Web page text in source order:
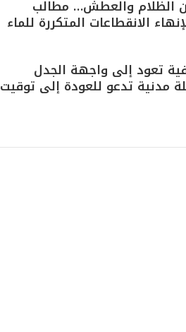
الظلام والعطش… مطالب
الانقطاعات المتكررة للماء
تعود إلى واجهة الجدل
مدنية تدعو للعودة إلى توقيت